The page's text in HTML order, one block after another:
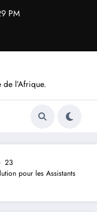
PM
de l’Afrique.
23
pour les Assistants